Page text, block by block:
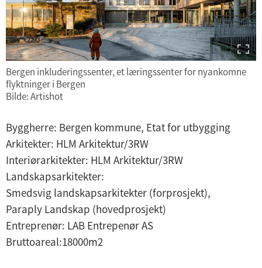
Bergen inkluderingssenter, et læringssenter for nyankomne
flyktninger i Bergen
Bilde: Artishot
Byggherre: Bergen kommune, Etat for utbygging
Arkitekter: HLM Arkitektur/3RW
Interiørarkitekter: HLM Arkitektur/3RW
Landskapsarkitekter:
Smedsvig landskapsarkitekter (forprosjekt),
Paraply Landskap (hovedprosjekt)
Entreprenør: LAB Entrepenør AS
Bruttoareal:18000m2